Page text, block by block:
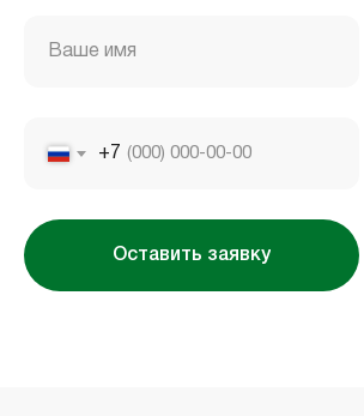
Ваше имя
+7
Оставить заявку